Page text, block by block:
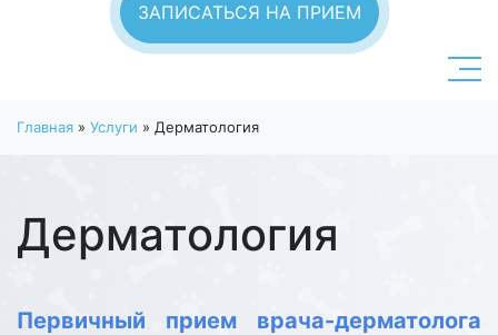
ЗАПИСАТЬСЯ НА ПРИЕМ
Главная » Услуги » Дерматология
Дерматология
Первичный прием врача-дерматолога